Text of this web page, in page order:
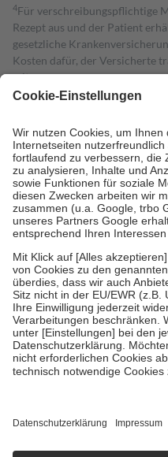
4Für verschreibungspflichtige
Rezept aus und der Patient
gesetzliche
Kosten dafür, der Versicherte
mit.
Grundsätzlich leisten
höchstens zehn Euro.
Es sind
Kosten der Leistung zu
Diese Regeln gelten
Bei Heilmitteln und häuslicher
Zuzahlung zehn Prozent der
Verordnung.
Um das Engagement der
stärken und die besondere
fallenkeine Zuzahlungenan bei:
• Kindern und Jugendlichen
mit Ausnahme der Fahrkosten
• Untersuchungen zur
GKV getragen werden
• empfohlenen
• Harn- und Blutteststreifen
getroffen, um sicherzustellen,
https://help.etrusted.com/hc/